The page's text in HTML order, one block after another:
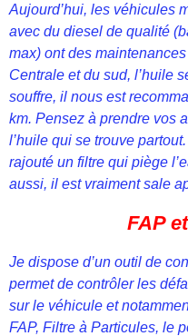
Aujourd’hui, les véhicules
avec du diesel de qualité
max) ont des
Centrale et du sud, l’huile
souffre, il nous est
km. Pensez à prendre vos
l’huile qui se trouve
rajouté un filtre qui piège
aussi, il est vraiment sale
FAP
Je dispose d’un outil de
permet de contrôler les
sur le véhicule et
FAP, Filtre à Particules, le